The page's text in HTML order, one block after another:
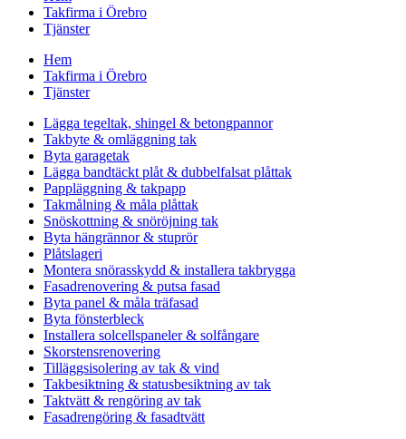
Takfirma i Örebro
Tjänster
Hem
Takfirma i Örebro
Tjänster
Lägga tegeltak, shingel & betongpannor
Takbyte & omläggning tak
Byta garagetak
Lägga bandtäckt plåt & dubbelfalsat plåttak
Pappläggning & takpapp
Takmålning & måla plåttak
Snöskottning & snöröjning tak
Byta hängrännor & stuprör
Plåtslageri
Montera snörasskydd & installera takbrygga
Fasadrenovering & putsa fasad
Byta panel & måla träfasad
Byta fönsterbleck
Installera solcellspaneler & solfångare
Skorstensrenovering
Tilläggsisolering av tak & vind
Takbesiktning & statusbesiktning av tak
Taktvätt & rengöring av tak
Fasadrengöring & fasadtvätt